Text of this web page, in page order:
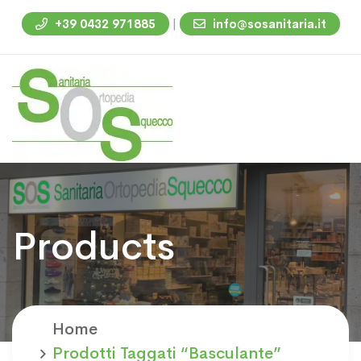
+39 0432 971885 | info@sosanitaria.it
Products
Home
Prodotti Taggati “basculante”